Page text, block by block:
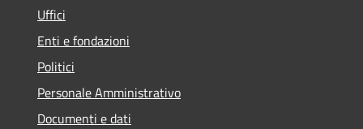
Uffici
Enti e fondazioni
Politici
Personale Amministrativo
Documenti e dati